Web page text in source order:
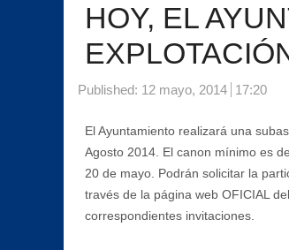
HOY, EL
Published: 12 mayo, 2014 17:20
El Ayuntamiento realizará una
Agosto 2014. El canon mínimo es
20 de mayo. Podrán solicitar la
través de la página web OFICIAL
correspondientes invitaciones.